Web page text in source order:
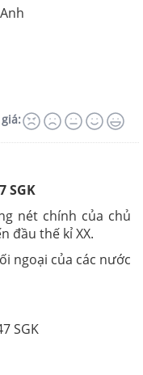
SGK
nét chính của chủ
đầu thế kỉ XX.
ngoại của các nước
SGK